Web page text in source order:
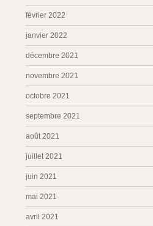
février 2022
janvier 2022
décembre 2021
novembre 2021
octobre 2021
septembre 2021
août 2021
juillet 2021
juin 2021
mai 2021
avril 2021